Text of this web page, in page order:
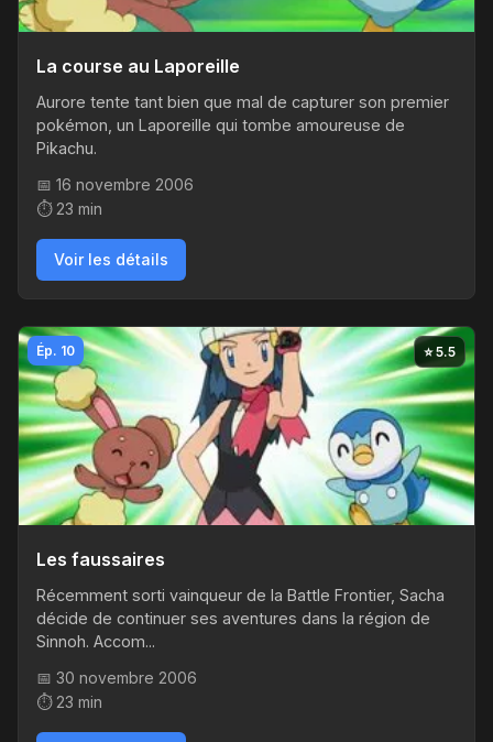
La course au Laporeille
Aurore tente tant bien que mal de capturer son premier
pokémon, un Laporeille qui tombe amoureuse de
Pikachu.
📅 16 novembre 2006
⏱️ 23 min
Voir les détails
Ép. 10 ⭐ 5.5
Les faussaires
Récemment sorti vainqueur de la Battle Frontier, Sacha
décide de continuer ses aventures dans la région de
Sinnoh. Accom...
📅 30 novembre 2006
⏱️ 23 min